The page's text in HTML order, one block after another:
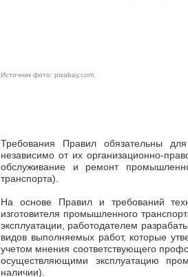
Источник фото: pixabay.com.
Требования Правил обязательны
независимо от их организационно-
обслуживание и ремонт
транспорта).
На основе Правил и требований
изготовителя промышленного
эксплуатации, работодателем
видов выполняемых работ, которые
учетом мнения соответствующего
осуществляющими эксплуатацию
наличии).